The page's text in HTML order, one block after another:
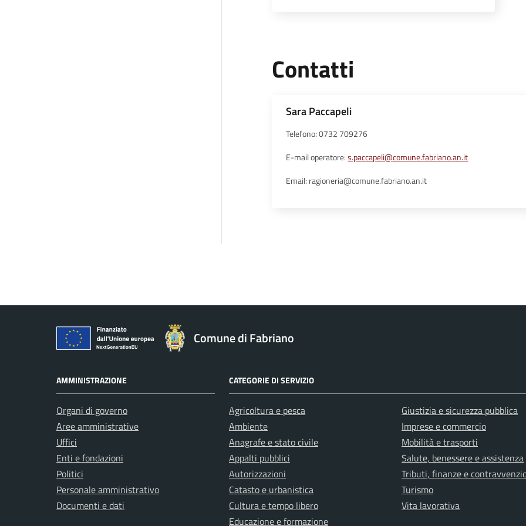
Contatti
Sara Paccapeli
Telefono: 0732 709276
E-mail operatore:s.paccapeli@comune.fabriano.an.it
Email: ragioneria@comune.fabriano.an.it
Comune di Fabriano
AMMINISTRAZIONE
Organi di governo
Aree amministrative
Uffici
Enti e fondazioni
Politici
Personale amministrativo
Documenti e dati
CATEGORIE DI SERVIZIO
Agricoltura e pesca
Ambiente
Anagrafe e stato civile
Appalti pubblici
Autorizzazioni
Catasto e urbanistica
Cultura e tempo libero
Educazione e formazione
Giustizia e sicurezza pubblica
Imprese e commercio
Mobilità e trasporti
Salute, benessere e assistenza
Tributi, finanze e
Turismo
Vita lavorativa